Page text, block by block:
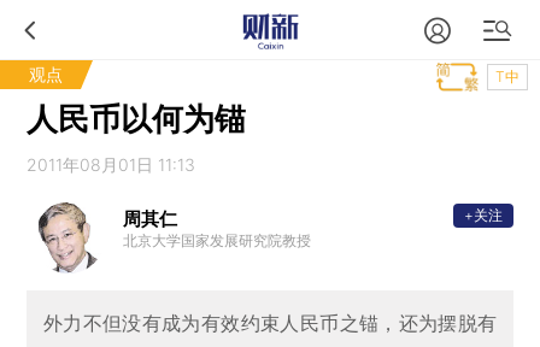
观点 T中
人民币以何为锚
2011年08月01日 11:13
周其仁
北京大学国家发展研究院教授
+关注
外力不但没有成为有效约束人民币之锚，还为摆脱有